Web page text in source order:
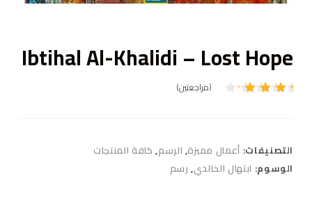
Ibtihal Al-Khalidi – Lost Hope
على
عميل
(مراجعتين)
التصنيفات: أعمال مميزة, الرسم, كافة المنتجات
الوسوم: ابتهال الخالدي, رسم